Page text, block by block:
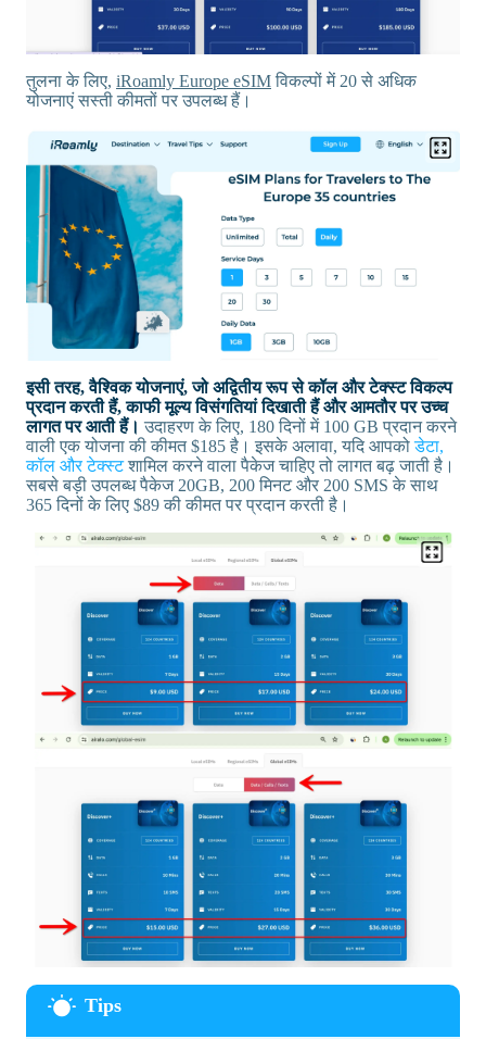
तुलना के लिए, iRoamly Europe eSIMविकल्पों में 20 से अधिक
योजनाएं सस्ती कीमतों पर उपलब्ध हैं।
इसी तरह, वैश्विक योजनाएं, जो अद्वितीय रूप से कॉल और टेक्स्ट विकल्प
प्रदान करती हैं, काफी मूल्य विसंगतियां दिखाती हैं और आमतौर पर उच्च
लागत पर आती हैं।उदाहरण के लिए, 180 दिनों में 100 GB प्रदान करने
वाली एक योजना की कीमत $185 है। इसके अलावा, यदि आपकोडेटा,
कॉल और टेक्स्टशामिल करने वाला पैकेज चाहिए तो लागत बढ़ जाती है।
सबसे बड़ी उपलब्ध पैकेज 20GB, 200 मिनट और 200 SMS के साथ
365 दिनों के लिए $89 की कीमत पर प्रदान करती है।